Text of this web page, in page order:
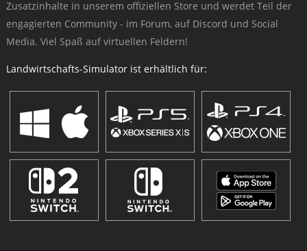
Zusatzinhalte in unserem offiziellen Store und werdet Teil der
engagierten Community - im Forum, auf Discord und Social
Media. Viel Spaß auf virtuellen Feldern!
Landwirtschafts-Simulator ist erhältlich für: